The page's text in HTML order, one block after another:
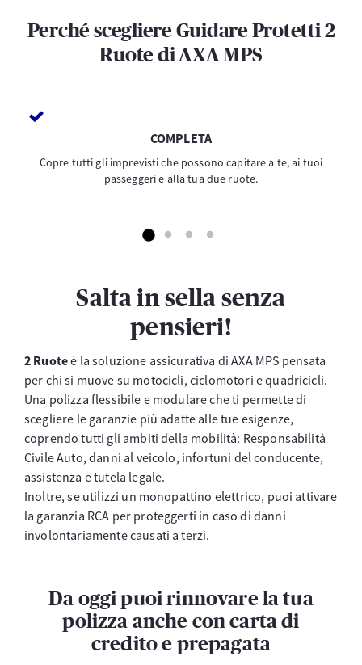
Perché scegliere Guidare Protetti 2
Ruote di AXA MPS
COMPLETA
Copre tutti gli imprevisti che possono capitare a te, ai tuoi
passeggeri e alla tua due ruote.
Salta in sella senza
pensieri!
2 Ruoteè la soluzione assicurativa di AXA MPS pensata
per chi si muove su motocicli, ciclomotori e quadricicli.
Una polizza flessibile e modulare che ti permette di
scegliere le garanzie più adatte alle tue esigenze,
coprendo tutti gli ambiti della mobilità: Responsabilità
Civile Auto, danni al veicolo, infortuni del conducente,
assistenza e tutela legale.
Inoltre, se utilizzi un monopattino elettrico, puoi attivare
la garanzia RCA per proteggerti in caso di danni
involontariamente causati a terzi.
Da oggi puoi rinnovare la tua
polizza anche con carta di
credito e prepagata